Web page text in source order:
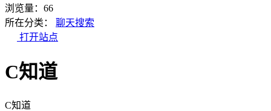
浏览量：66
所在分类：
聊天搜索
打开站点
C知道
C知道